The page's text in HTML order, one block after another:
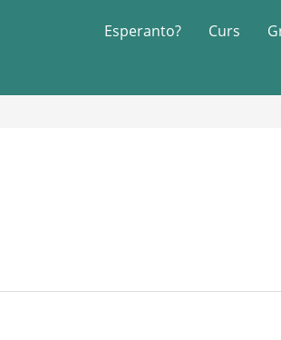
Esperanto? Curs